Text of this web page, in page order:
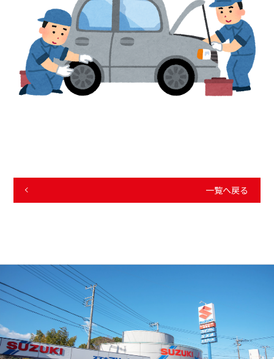
一覧へ戻る